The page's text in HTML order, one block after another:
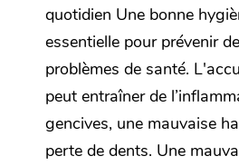
quotidien Une bonne
essentielle pour prévenir
problèmes de santé.
peut entraîner de
gencives, une mauvaise
perte de dents. Une